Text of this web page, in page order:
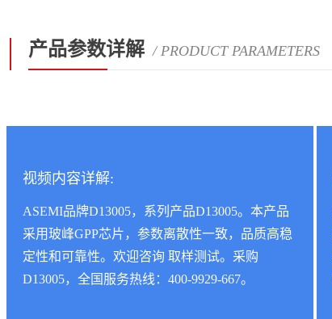
产品参数详解 / PRODUCT PARAMETERS
视频内容详解:
ASEMI品牌D13005，系列产品D13005。本产品
采用玻峰GPP芯片，参数离散性一致，品质高稳
定性和可靠性。欢迎咨询 取样测试。采购
D13005，全国服务热线：400-9929-667。